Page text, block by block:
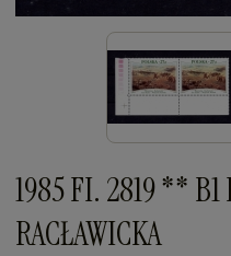
1985 FI. 2819 ** B1
RACŁAWICKA